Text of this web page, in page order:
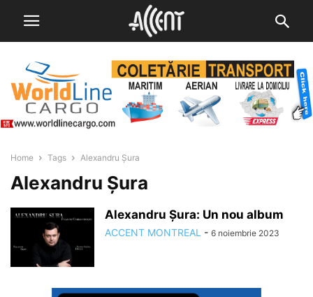
Home Tags Alexandru Șura
Alexandru Șura
Alexandru Șura: Un nou album
ACCENT MONTREAL - 6 noiembrie 2023